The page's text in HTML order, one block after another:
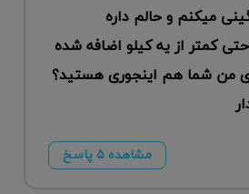
میکنم و حالم داره
حتی کمتر از یه کیلو اضافه شده
من شما هم اینجوری هستید؟
مشاهده ۵ پاسخ